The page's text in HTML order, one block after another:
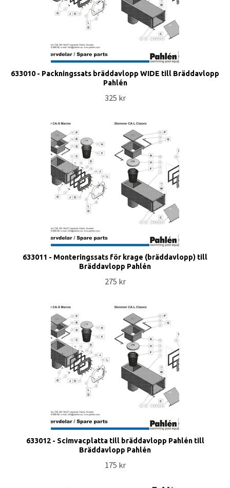
633010 - Packningssats bräddavlopp WIDE till Bräddavlopp
Pahlén
325 kr
633011 - Monteringssats för krage (bräddavlopp) till
Bräddavlopp Pahlén
275 kr
633012 - Scimvacplatta till bräddavlopp Pahlén till
Bräddavlopp Pahlén
175 kr